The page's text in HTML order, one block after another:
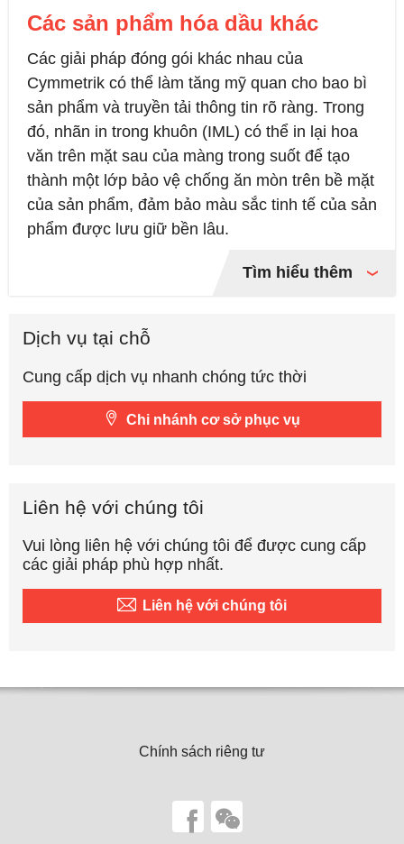
Các sản phẩm hóa dầu khác
Các giải pháp đóng gói khác nhau của
Cymmetrik có thể làm tăng mỹ quan cho bao bì
sản phẩm và truyền tải thông tin rõ ràng. Trong
đó, nhãn in trong khuôn (IML) có thể in lại hoa
văn trên mặt sau của màng trong suốt để tạo
thành một lớp bảo vệ chống ăn mòn trên bề mặt
của sản phẩm, đảm bảo màu sắc tinh tế của sản
phẩm được lưu giữ bền lâu.
Tìm hiểu thêm
Dịch vụ tại chỗ
Cung cấp dịch vụ nhanh chóng tức thời
Chi nhánh cơ sở phục vụ
Liên hệ với chúng tôi
Vui lòng liên hệ với chúng tôi để được cung cấp
các giải pháp phù hợp nhất.
Liên hệ với chúng tôi
Chính sách riêng tư